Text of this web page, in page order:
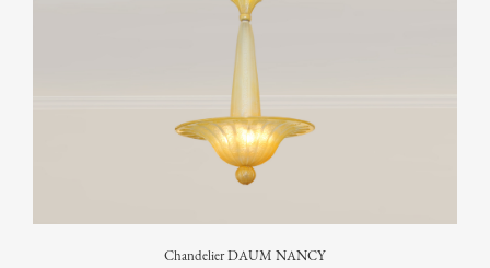
Chandelier DAUM NANCY